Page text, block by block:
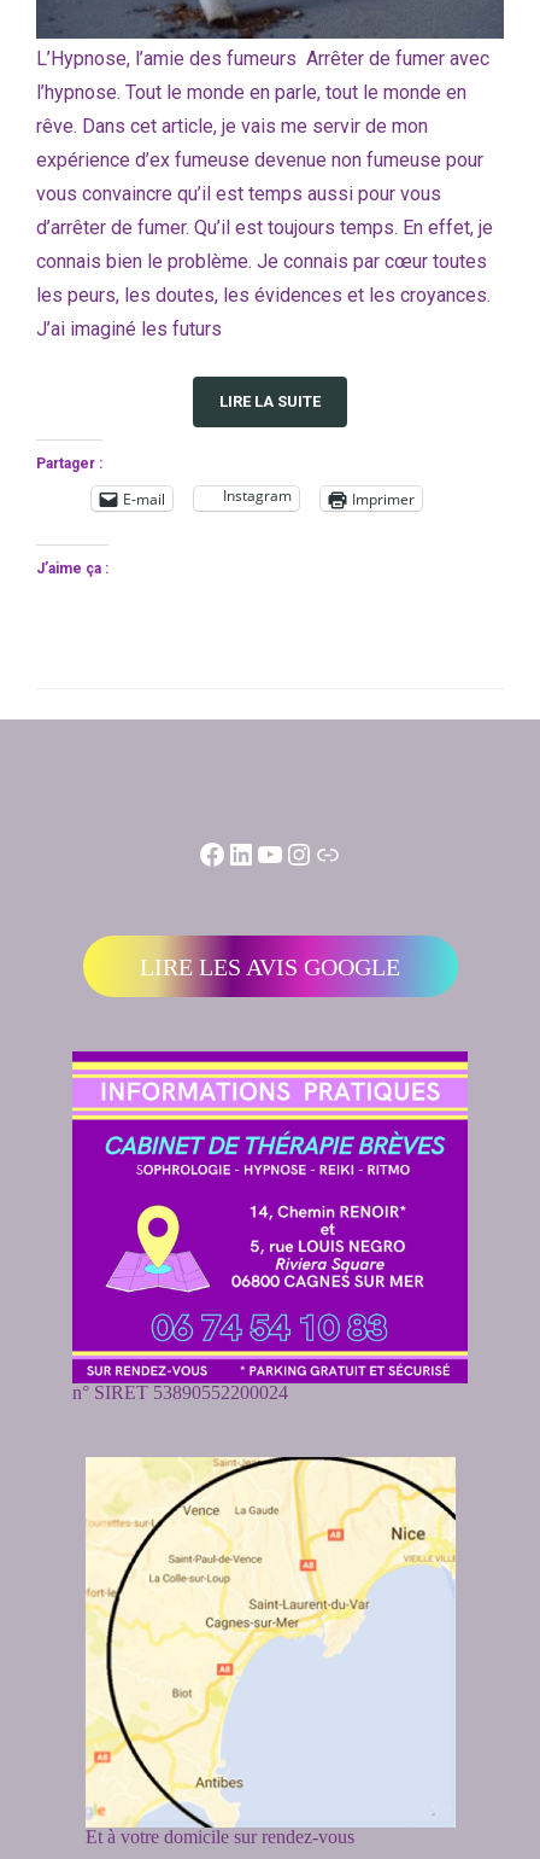
L’Hypnose, l’amie des fumeurs Arrêter de fumer avec
l’hypnose. Tout le monde en parle, tout le monde en
rêve. Dans cet article, je vais me servir de mon
expérience d’ex fumeuse devenue non fumeuse pour
vous convaincre qu’il est temps aussi pour vous
d’arrêter de fumer. Qu’il est toujours temps. En effet, je
connais bien le problème. Je connais par cœur toutes
les peurs, les doutes, les évidences et les croyances.
J’ai imaginé les futurs
LIRE LA SUITE
Partager :
E-mail Instagram Imprimer
J’aime ça :
LIRE LES AVIS GOOGLE
n° SIRET 53890552200024
Et à votre domicile sur rendez-vous